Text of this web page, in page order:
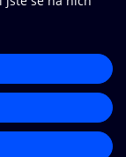
e-knihy a
pohodlněji.